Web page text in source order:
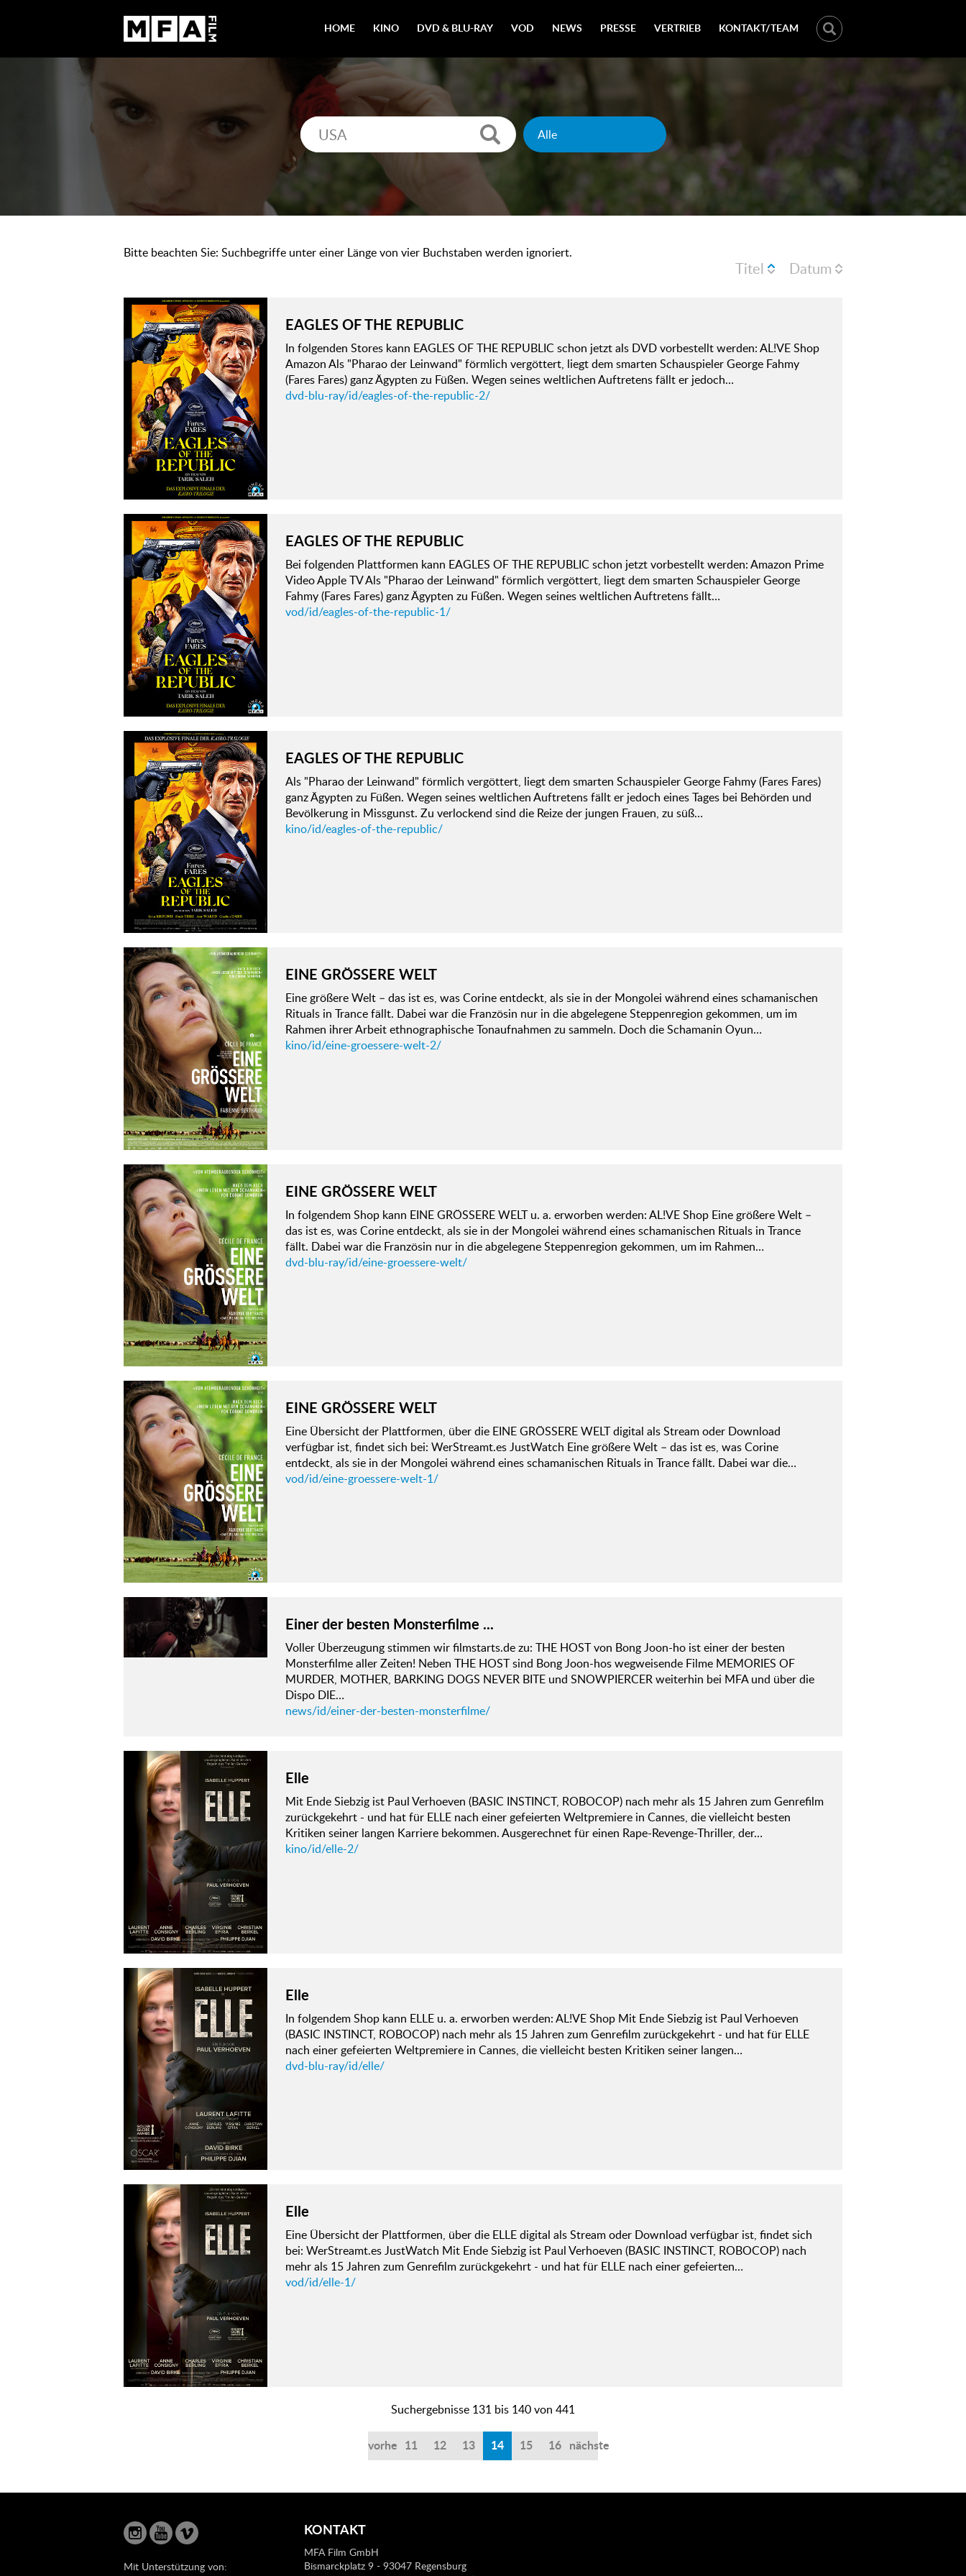
HOME KINO DVD & BLU-RAY VOD NEWS PRESSE VERTRIEB KONTAKT/TEAM
Bitte beachten Sie: Suchbegriffe unter einer Länge von vier Buchstaben werden ignoriert.
Titel Datum
EAGLES OF THE REPUBLIC
In folgenden Stores kann EAGLES OF THE REPUBLIC schon jetzt als DVD vorbestellt werden: AL!VE Shop
Amazon Als "Pharao der Leinwand" förmlich vergöttert, liegt dem smarten Schauspieler George Fahmy
(Fares Fares) ganz Ägypten zu Füßen. Wegen seines weltlichen Auftretens fällt er jedoch…
dvd-blu-ray/id/eagles-of-the-republic-2/
EAGLES OF THE REPUBLIC
Bei folgenden Plattformen kann EAGLES OF THE REPUBLIC schon jetzt vorbestellt werden: Amazon Prime
Video Apple TV Als "Pharao der Leinwand" förmlich vergöttert, liegt dem smarten Schauspieler George
Fahmy (Fares Fares) ganz Ägypten zu Füßen. Wegen seines weltlichen Auftretens fällt…
vod/id/eagles-of-the-republic-1/
EAGLES OF THE REPUBLIC
Als "Pharao der Leinwand" förmlich vergöttert, liegt dem smarten Schauspieler George Fahmy (Fares Fares)
ganz Ägypten zu Füßen. Wegen seines weltlichen Auftretens fällt er jedoch eines Tages bei Behörden und
Bevölkerung in Missgunst. Zu verlockend sind die Reize der jungen Frauen, zu süß…
kino/id/eagles-of-the-republic/
EINE GRÖSSERE WELT
Eine größere Welt – das ist es, was Corine entdeckt, als sie in der Mongolei während eines schamanischen
Rituals in Trance fällt. Dabei war die Französin nur in die abgelegene Steppenregion gekommen, um im
Rahmen ihrer Arbeit ethnographische Tonaufnahmen zu sammeln. Doch die Schamanin Oyun…
kino/id/eine-groessere-welt-2/
EINE GRÖSSERE WELT
In folgendem Shop kann EINE GRÖSSERE WELT u. a. erworben werden: AL!VE Shop Eine größere Welt –
das ist es, was Corine entdeckt, als sie in der Mongolei während eines schamanischen Rituals in Trance
fällt. Dabei war die Französin nur in die abgelegene Steppenregion gekommen, um im Rahmen…
dvd-blu-ray/id/eine-groessere-welt/
EINE GRÖSSERE WELT
Eine Übersicht der Plattformen, über die EINE GRÖSSERE WELT digital als Stream oder Download
verfügbar ist, findet sich bei: WerStreamt.es JustWatch Eine größere Welt – das ist es, was Corine
entdeckt, als sie in der Mongolei während eines schamanischen Rituals in Trance fällt. Dabei war die…
vod/id/eine-groessere-welt-1/
Einer der besten Monsterfilme ...
Voller Überzeugung stimmen wir filmstarts.de zu: THE HOST von Bong Joon-ho ist einer der besten
Monsterfilme aller Zeiten! Neben THE HOST sind Bong Joon-hos wegweisende Filme MEMORIES OF
MURDER, MOTHER, BARKING DOGS NEVER BITE und SNOWPIERCER weiterhin bei MFA und über die
Dispo DIE…
news/id/einer-der-besten-monsterfilme/
Elle
Mit Ende Siebzig ist Paul Verhoeven (BASIC INSTINCT, ROBOCOP) nach mehr als 15 Jahren zum Genrefilm
zurückgekehrt - und hat für ELLE nach einer gefeierten Weltpremiere in Cannes, die vielleicht besten
Kritiken seiner langen Karriere bekommen. Ausgerechnet für einen Rape-Revenge-Thriller, der…
kino/id/elle-2/
Elle
In folgendem Shop kann ELLE u. a. erworben werden: AL!VE Shop Mit Ende Siebzig ist Paul Verhoeven
(BASIC INSTINCT, ROBOCOP) nach mehr als 15 Jahren zum Genrefilm zurückgekehrt - und hat für ELLE
nach einer gefeierten Weltpremiere in Cannes, die vielleicht besten Kritiken seiner langen…
dvd-blu-ray/id/elle/
Elle
Eine Übersicht der Plattformen, über die ELLE digital als Stream oder Download verfügbar ist, findet sich
bei: WerStreamt.es JustWatch Mit Ende Siebzig ist Paul Verhoeven (BASIC INSTINCT, ROBOCOP) nach
mehr als 15 Jahren zum Genrefilm zurückgekehrt - und hat für ELLE nach einer gefeierten…
vod/id/elle-1/
Suchergebnisse 131 bis 140 von 441
vorherige
11 12 13 14 15 16 nächste
Mit Unterstützung von:
KONTAKT
MFA Film GmbH
Bismarckplatz 9 - 93047 Regensburg